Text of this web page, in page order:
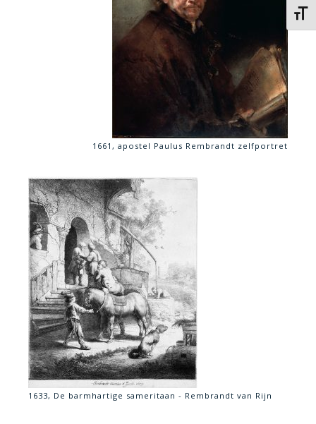
1661, apostel Paulus Rembrandt zelfportret
1633, De barmhartige sameritaan - Rembrandt van Rijn